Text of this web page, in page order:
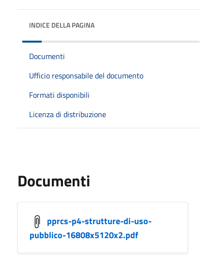
INDICE DELLA PAGINA
Documenti
Ufficio responsabile del documento
Formati disponibili
Licenza di distribuzione
Documenti
pprcs-p4-strutture-di-uso-
pubblico-16808x5120x2.pdf